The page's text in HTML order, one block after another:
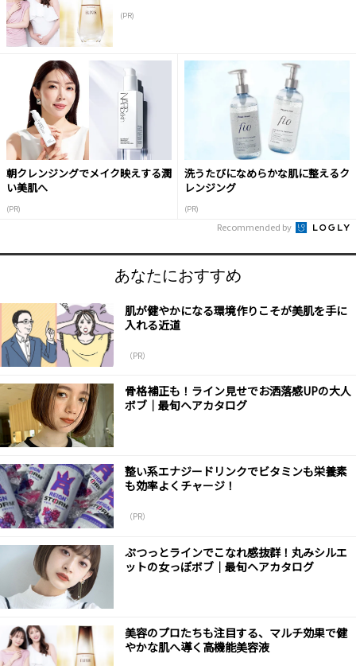
(PR)
朝クレンジングでメイク映えする潤
い美肌へ
(PR)
洗うたびになめらかな肌に整えるク
レンジング
(PR)
Recommended by
あなたにおすすめ
肌が健やかになる環境作りこそが美肌を手に
入れる近道
（PR）
骨格補正も！ライン見せでお洒落感UPの大人
ボブ｜最旬ヘアカタログ
整い系エナジードリンクでビタミンも栄養素
も効率よくチャージ！
（PR）
ぷつっとラインでこなれ感抜群！丸みシルエ
ットの女っぽボブ｜最旬ヘアカタログ
美容のプロたちも注目する、マルチ効果で健
やかな肌へ導く高機能美容液